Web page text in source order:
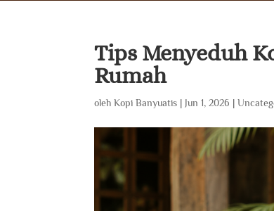
Tips Menyeduh
Rumah
olehKopi Banyuatis | Jun 1, 2026 |